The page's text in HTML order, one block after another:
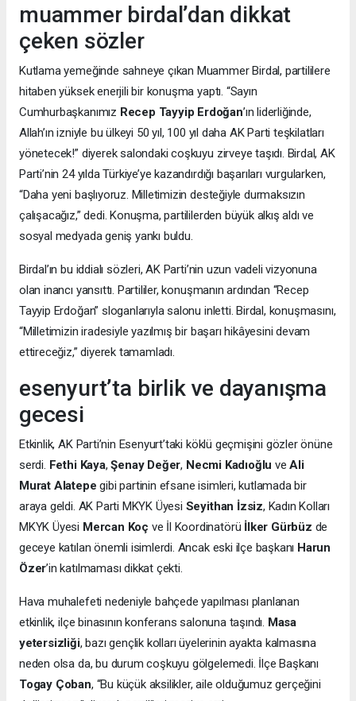
muammer birdal’dan dikkat
çeken sözler
Kutlama yemeğinde sahneye çıkan Muammer Birdal, partililere
hitaben yüksek enerjili bir konuşma yaptı. “Sayın
Cumhurbaşkanımız Recep Tayyip Erdoğan’ın liderliğinde,
Allah’ın izniyle bu ülkeyi 50 yıl, 100 yıl daha AK Parti teşkilatları
yönetecek!” diyerek salondaki coşkuyu zirveye taşıdı. Birdal, AK
Parti’nin 24 yılda Türkiye’ye kazandırdığı başarıları vurgularken,
“Daha yeni başlıyoruz. Milletimizin desteğiyle durmaksızın
çalışacağız,” dedi. Konuşma, partililerden büyük alkış aldı ve
sosyal medyada geniş yankı buldu.
Birdal’ın bu iddialı sözleri, AK Parti’nin uzun vadeli vizyonuna
olan inancı yansıttı. Partililer, konuşmanın ardından “Recep
Tayyip Erdoğan” sloganlarıyla salonu inletti. Birdal, konuşmasını,
“Milletimizin iradesiyle yazılmış bir başarı hikâyesini devam
ettireceğiz,” diyerek tamamladı.
esenyurt’ta birlik ve dayanışma
gecesi
Etkinlik, AK Parti’nin Esenyurt’taki köklü geçmişini gözler önüne
serdi. Fethi Kaya,Şenay Değer, Necmi Kadıoğlu veAli
Murat Alatepe gibi partinin efsane isimleri, kutlamada bir
araya geldi. AK Parti MKYK Üyesi Seyithan İzsiz, Kadın Kolları
MKYK Üyesi Mercan Koç ve İl Koordinatörü İlker Gürbüz de
geceye katılan önemli isimlerdi. Ancak eski ilçe başkanı Harun
Özer’in katılmaması dikkat çekti.
Hava muhalefeti nedeniyle bahçede yapılması planlanan
etkinlik, ilçe binasının konferans salonuna taşındı. Masa
yetersizliği, bazı gençlik kolları üyelerinin ayakta kalmasına
neden olsa da, bu durum coşkuyu gölgelemedi. İlçe Başkanı
Togay Çoban, “Bu küçük aksilikler, aile olduğumuz gerçeğini